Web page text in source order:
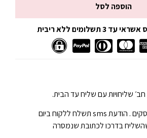
הוספה לסל
תשלומים ללא ריבית
שליחויות עם שליח עד הבית.
הגעה תוך 3-7 ימי עסקים . הודעת sms תשלח ללקוח ביום
בדרכו לכתובת שנמסרה